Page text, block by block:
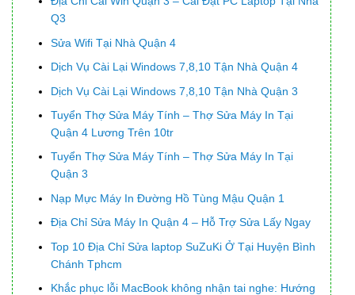
Q3
Sửa Wifi Tại Nhà Quận 4
Dịch Vụ Cài Lại Windows 7,8,10 Tận Nhà Quận 4
Dịch Vụ Cài Lại Windows 7,8,10 Tận Nhà Quận 3
Tuyển Thợ Sửa Máy Tính – Thợ Sửa Máy In Tại
Quận 4 Lương Trên 10tr
Tuyển Thợ Sửa Máy Tính – Thợ Sửa Máy In Tại
Quận 3
Nạp Mực Máy In Đường Hồ Tùng Mậu Quận 1
Địa Chỉ Sửa Máy In Quận 4 – Hỗ Trợ Sửa Lấy Ngay
Top 10 Địa Chỉ Sửa laptop SuZuKi Ở Tại Huyện Bình
Chánh Tphcm
Khắc phục lỗi MacBook không nhận tai nghe: Hướng